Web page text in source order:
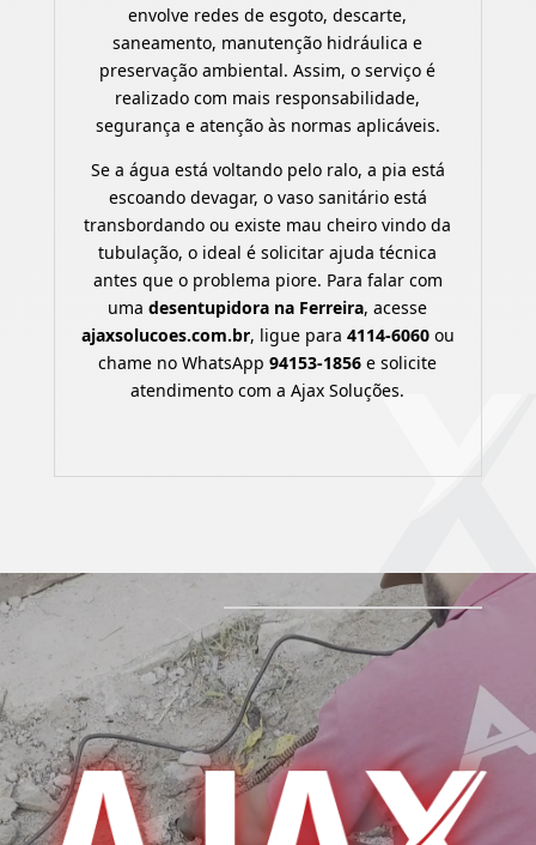
envolve redes de esgoto, descarte,
saneamento, manutenção hidráulica e
preservação ambiental. Assim, o serviço é
realizado com mais responsabilidade,
segurança e atenção às normas aplicáveis.
Se a água está voltando pelo ralo, a pia está
escoando devagar, o vaso sanitário está
transbordando ou existe mau cheiro vindo da
tubulação, o ideal é solicitar ajuda técnica
antes que o problema piore. Para falar com
umadesentupidora na Ferreira, acesse
ajaxsolucoes.com.br, ligue para 4114-6060ou
chame no WhatsApp94153-1856 e solicite
atendimento com a Ajax Soluções.